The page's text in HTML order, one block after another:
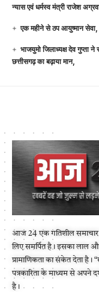
न्यास एवं धर्मस्व मंत्री राजेश
एक महीने से ठप आयुष्मान सेवा,
भाजयुमो जिलाध्यक्ष देव गुप्ता
छत्तीसगढ़ का बढ़ाया मान,
आज 24 एक गतिशील समाचार
लिए समर्पित है। इसका लाल
प्रामाणिकता का संकेत देता
पत्रकारिता के माध्यम से अपने
है।